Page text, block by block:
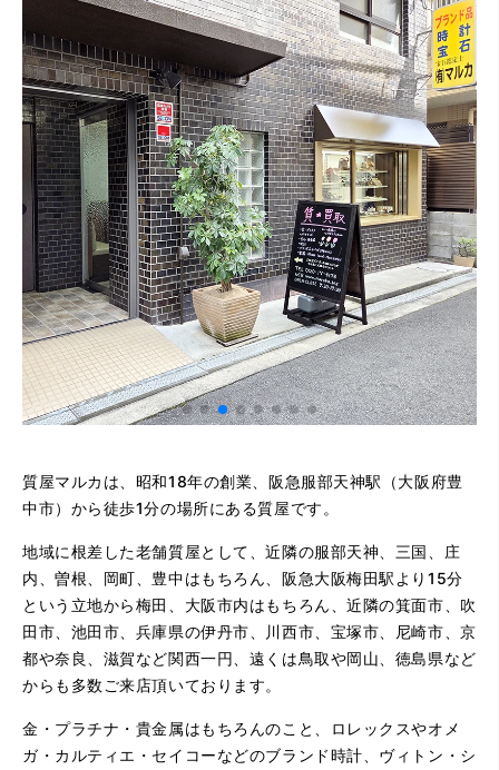
質屋マルカは、昭和18年の創業、阪急服部天神駅（大阪府豊
中市）から徒歩1分の場所にある質屋です。
地域に根差した老舗質屋として、近隣の服部天神、三国、庄
内、曽根、岡町、豊中はもちろん、阪急大阪梅田駅より15分
という立地から梅田、大阪市内はもちろん、近隣の箕面市、吹
田市、池田市、兵庫県の伊丹市、川西市、宝塚市、尼崎市、京
都や奈良、滋賀など関西一円、遠くは鳥取や岡山、徳島県など
からも多数ご来店頂いております。
金・プラチナ・貴金属はもちろんのこと、ロレックスやオメ
ガ・カルティエ・セイコーなどのブランド時計、ヴィトン・シ